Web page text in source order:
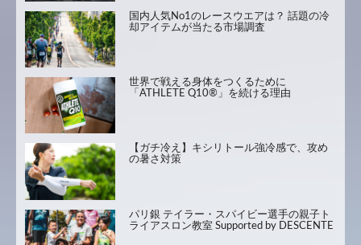
国内人気No1のレースウエアは？ 話題の冷
却アイテムが当たる市場調査
世界で戦える身体をつくるために
「ATHLETE Q10®」を続ける理由
【ガチ冷え】キシリトール強冷感で、攻め
の暑さ対策
パリ銀 テイラー・スパイビー選手の親子ト
ライアスロン教室 Supported by DESCENTE